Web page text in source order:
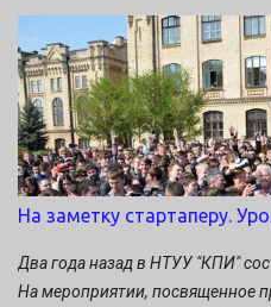
веру (считайте, что чьё-то
этот момент – его заслуга).
Art of the Start (Сан Франциско,
классикой школы стартапа. Тем
обязательно, не пожалеете! А
материалом - полезно будет
долгое время проповедую
эту миссию я выбрал потому,
названием тиннитус, которая
На заметку стартаперу.
Два года назад в НТУУ "КПИ"
На мероприятии, посвященное